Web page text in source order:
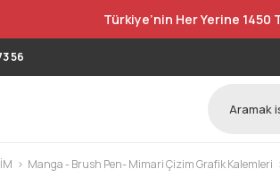
Türkiye’nin Her Yerine 1450
56
Manga - Brush Pen- Mimari Çizim Grafik Kalemleri